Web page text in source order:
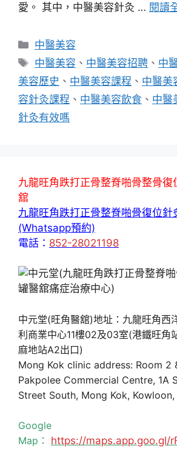
愛。 其中，中醫美容針灸 … 閱讀
分
類
中醫美容
標
籤
中醫美容 、 中醫美容招聘 、 中
美容歷史 、 中醫美容課程 、 中醫美
容針灸課程 、 中醫美容飲食 、 中醫
針灸有效嗎
九龍旺角跌打正骨整脊啪骨整骨復
舘
九龍旺角跌打正骨整脊啪骨復位針
(Whatsapp預約)
電話： 852-28021198
中元堂(旺角醫舘)地址：九龍旺角西
利商業中心11樓02及03室(港鐵旺角
麻地站A2出口)
Mong Kok clinic address: Room 2
Pakpolee Commercial Centre, 1A
Street South, Mong Kok,
Google
Map： https://maps.app.goo.gl/